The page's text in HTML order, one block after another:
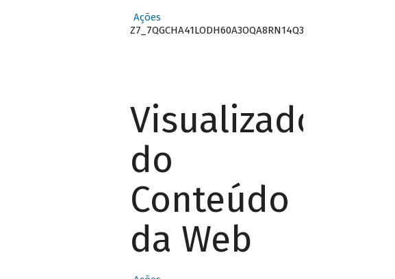
Ações
Z7_7QGCHA41LODH60A3OQA8RN14Q3
Visualizador
do
Conteúdo
da Web